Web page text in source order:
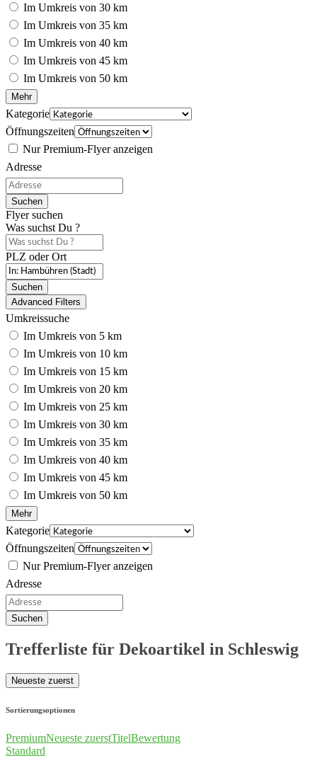
Im Umkreis von 30 km
Im Umkreis von 35 km
Im Umkreis von 40 km
Im Umkreis von 45 km
Im Umkreis von 50 km
Mehr
Kategorie
Öffnungszeiten
Nur Premium-Flyer anzeigen
Adresse
Suchen
Flyer suchen
Was suchst Du ?
PLZ oder Ort
Suchen
Advanced Filters
Umkreissuche
Im Umkreis von 5 km
Im Umkreis von 10 km
Im Umkreis von 15 km
Im Umkreis von 20 km
Im Umkreis von 25 km
Im Umkreis von 30 km
Im Umkreis von 35 km
Im Umkreis von 40 km
Im Umkreis von 45 km
Im Umkreis von 50 km
Mehr
Kategorie
Öffnungszeiten
Nur Premium-Flyer anzeigen
Adresse
Suchen
Trefferliste für Dekoartikel in Schleswig
Neueste zuerst
Sortierungsoptionen
PremiumNeueste zuerstTitelBewertung
Standard